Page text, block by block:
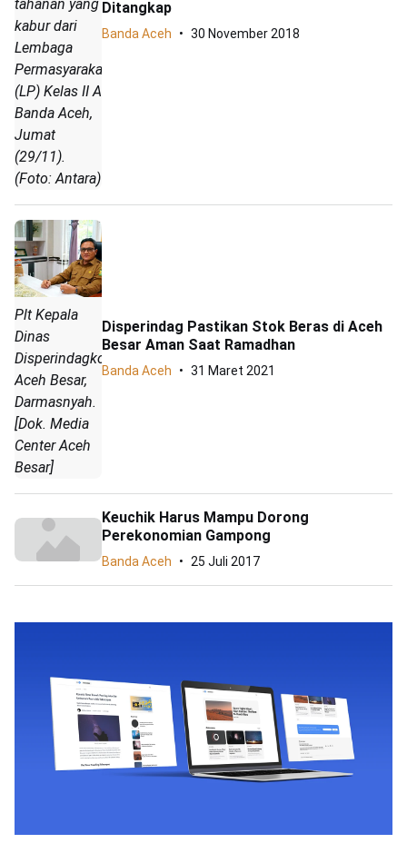
tahanan yang
kabur dari
Lembaga
Permasyarakatan
(LP) Kelas II A
Banda Aceh,
Jumat
(29/11).
(Foto: Antara)
Ditangkap
Banda Aceh 30 November 2018
Plt Kepala
Dinas
Disperindagkop
Aceh Besar,
Darmasnyah.
[Dok. Media
Center Aceh
Besar]
Disperindag Pastikan Stok Beras di Aceh
Besar Aman Saat Ramadhan
Banda Aceh 31 Maret 2021
Keuchik Harus Mampu Dorong
Perekonomian Gampong
Banda Aceh 25 Juli 2017